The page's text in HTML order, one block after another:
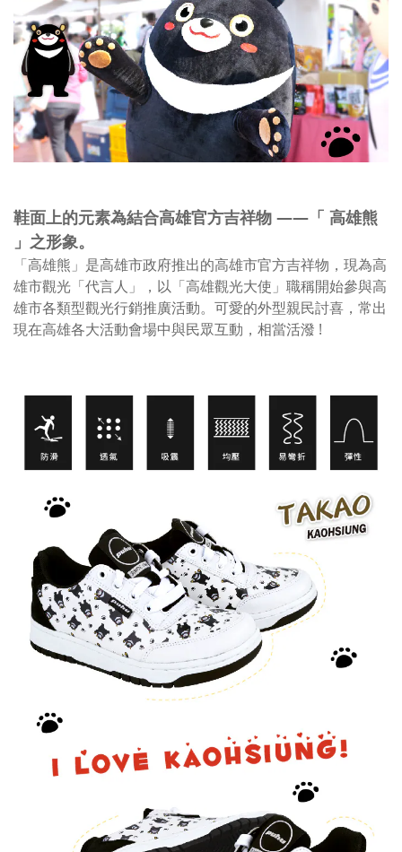
鞋面上的元素為結合高雄官方吉祥物 —— 「 高雄熊
」之形象。
「高雄熊」是高雄市政府推出的高雄市官方吉祥物，現為高
雄市觀光「代言人」， 以「高雄觀光大使」職稱開始參與高
雄市各類型觀光行銷推廣活動。 可愛的外型親民討喜，常出
現在高雄各大活動會場中與民眾互動，相當活潑 !